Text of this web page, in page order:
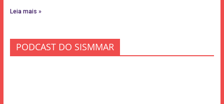
Leia mais »
PODCAST DO SISMMAR